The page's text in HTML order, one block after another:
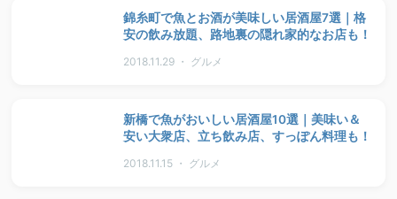
錦糸町で魚とお酒が美味しい居酒屋7選｜格
安の飲み放題、路地裏の隠れ家的なお店も！
2018.11.29 ・ グルメ
新橋で魚がおいしい居酒屋10選｜美味い＆
安い大衆店、立ち飲み店、すっぽん料理も！
2018.11.15 ・ グルメ